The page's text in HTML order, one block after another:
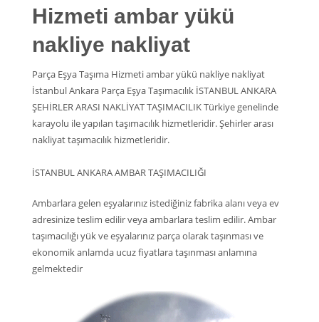
Hizmeti ambar yükü
nakliye nakliyat
Parça Eşya Taşıma Hizmeti ambar yükü nakliye nakliyat
İstanbul Ankara Parça Eşya Taşımacılık İSTANBUL ANKARA
ŞEHİRLER ARASI NAKLİYAT TAŞIMACILIK Türkiye genelinde
karayolu ile yapılan taşımacılık hizmetleridir. Şehirler arası
nakliyat taşımacılık hizmetleridir.
İSTANBUL ANKARA AMBAR TAŞIMACILIĞI
Ambarlara gelen eşyalarınız istediğiniz fabrika alanı veya ev
adresinize teslim edilir veya ambarlara teslim edilir. Ambar
taşımacılığı yük ve eşyalarınız parça olarak taşınması ve
ekonomik anlamda ucuz fiyatlara taşınması anlamına
gelmektedir